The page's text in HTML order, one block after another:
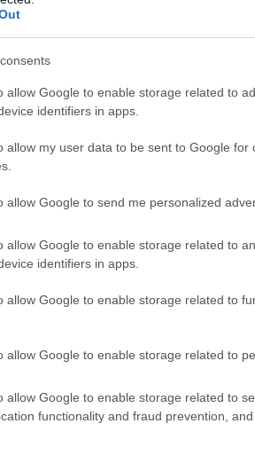
allow Google to enable storage related to
identifiers in apps.
allow my user data to be sent to Google for
allow Google to send me personalized
allow Google to enable storage related to
identifiers in apps.
allow Google to enable storage related to
allow Google to enable storage related to
allow Google to enable storage related to
functionality and fraud prevention,
Ιατρικές Σχολές, οι θέσεις
στην Ιατρική Θεσσαλονίκης, 160
και 90 στην Ιατρική Λάρισας.